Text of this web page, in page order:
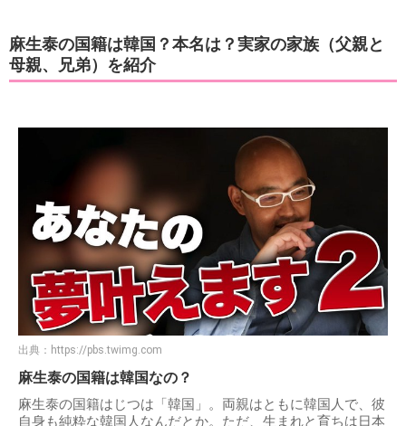
麻生泰の国籍は韓国？本名は？実家の家族（父親と
母親、兄弟）を紹介
出典： https://pbs.twimg.com
麻生泰の国籍は韓国なの？
麻生泰の国籍はじつは「韓国」。両親はともに韓国人で、彼
自身も純粋な韓国人なんだとか。ただ、生まれと育ちは日本